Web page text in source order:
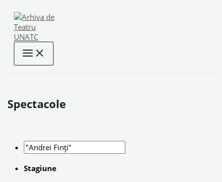
content
Spectacole
Stagiune